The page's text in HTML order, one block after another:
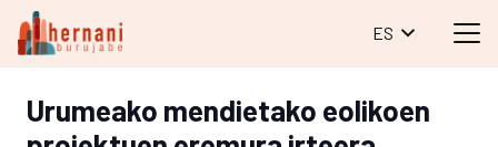
ES
Urumeako mendietako eolikoen